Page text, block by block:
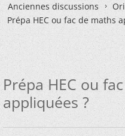
Anciennes discussions
Prépa HEC ou fac de maths
Prépa HEC ou
appliquées ?